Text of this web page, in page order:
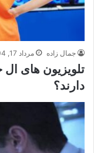
جمال زاده مرداد 17, 1404
دارند؟